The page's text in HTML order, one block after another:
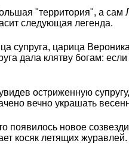
"территория", а
следующая легенда.
супруга, царица
дала клятву богам:
остриженную
вечно украшать
появилось новое
косяк летящих